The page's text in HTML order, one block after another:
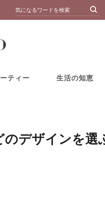
ティー 生活の知恵
デザインを選